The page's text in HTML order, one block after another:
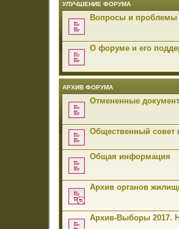
УЛУЧШЕНИЕ ФОРУМА
Вопросы и проблемы
О форуме и его
АРХИВ ФОРУМА
Отмененные
Общественный совет
Общая информация
Архив органов
Архив-Выборы 2017.